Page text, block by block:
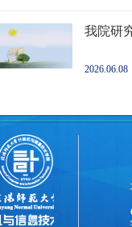
我院研
2026.06.08